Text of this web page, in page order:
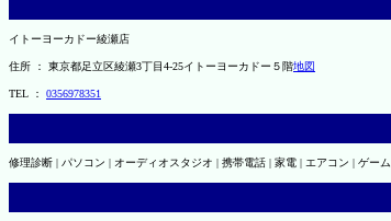
イトーヨーカドー綾瀬店
住所 ： 東京都足立区綾瀬3丁目4-25イトーヨーカドー５階地図
TEL ： 0356978351
修理診断 | パソコン | オーディオスタジオ | 携帯電話 | 家電 | エアコン | ゲーム